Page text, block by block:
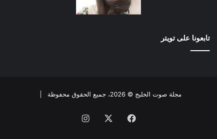
تابعونا على تويتر
مجلة صوت الخليج © 2026، جميع الحقوق محفوظة |
فيسبوك انستقرام